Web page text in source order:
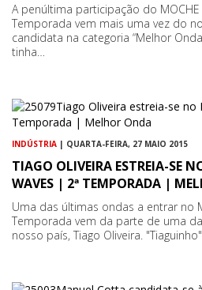
A penúltima participação do MOCHE
Temporada vem mais uma vez do
candidata na categoria “Melhor
tinha…
INDÚSTRIA | QUARTA-FEIRA, 27 MAIO 2015
TIAGO OLIVEIRA ESTREIA-SE
WAVES | 2ª TEMPORADA |
Uma das últimas ondas a entrar no
Temporada vem da parte de uma
nosso país, Tiago Oliveira.